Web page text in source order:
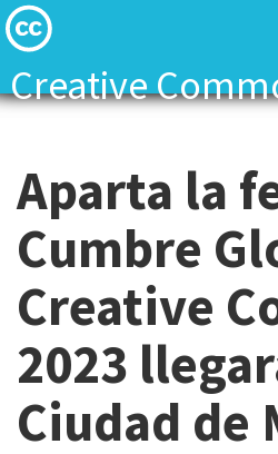
Creative
Blog
Comparte tú
Red
Blog
Comparte tú
Red
Aparta la
Cumbre
Creative
2023
Ciudad de